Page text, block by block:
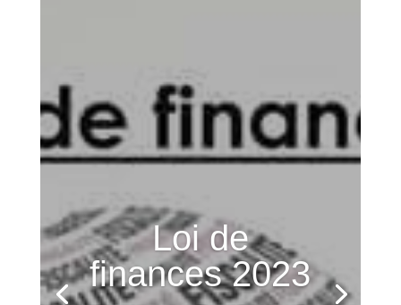
Loi de
finances 2023